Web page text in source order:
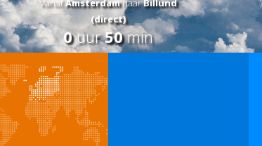
VanafAmsterdamnaarBillund
(direct)
0uur50min